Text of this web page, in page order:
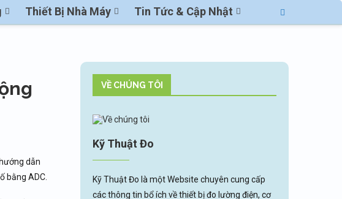
Thiết Bị Nhà Máy Tin Tức & Cập Nhật
dẫn
bằng ADC.
VỀ CHÚNG TÔI
Kỹ Thuật Đo
Kỹ Thuật Đo là một Website chuyên cung cấp
các thông tin bổ ích về thiết bị đo lường điện, cơ